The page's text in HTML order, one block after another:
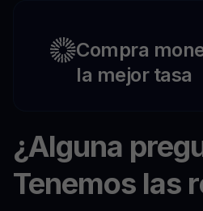
Compra
la mejor tasa
¿Alguna
Tenemos las